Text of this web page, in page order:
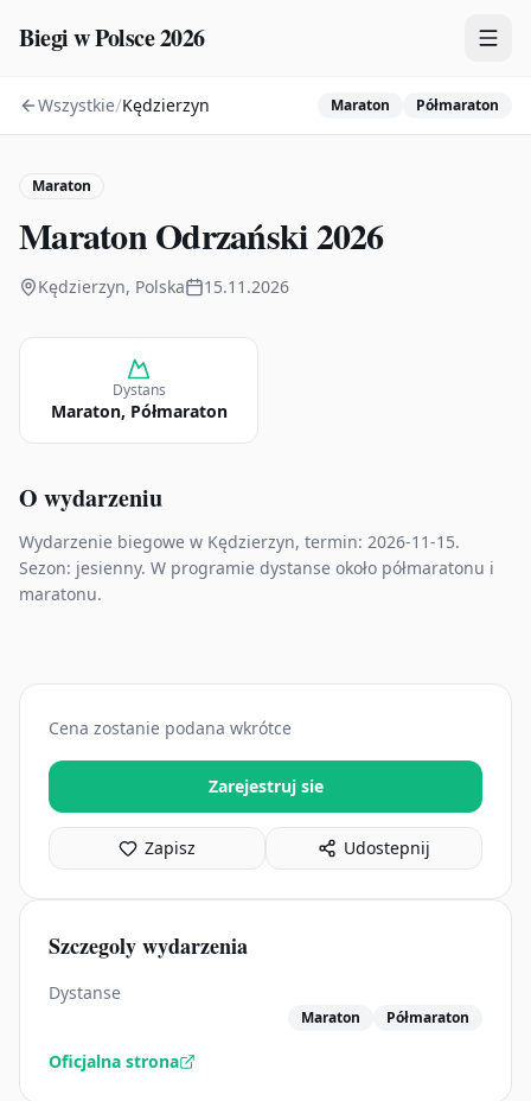
Biegi w Polsce 2026
Zawody
Wszystkie/Kędzierzyn Maraton Półmaraton
Maraton
Maraton Odrzański 2026
Kędzierzyn, Polska 15.11.2026
Dystans
Maraton, Półmaraton
O wydarzeniu
Wydarzenie biegowe w Kędzierzyn, termin: 2026-11-15.
Sezon: jesienny. W programie dystanse około półmaratonu i
maratonu.
Cena zostanie podana wkrótce
Zarejestruj sie
Zapisz Udostepnij
Szczegoly wydarzenia
Dystanse
Maraton Półmaraton
Oficjalna strona